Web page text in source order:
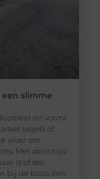
een slimme
en vormt
tegels of
vloer om
Met deze tips
is of dat
bij de basis Een